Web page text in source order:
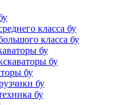
класса бу
класса бу
бу
бу
бу
бу
бу